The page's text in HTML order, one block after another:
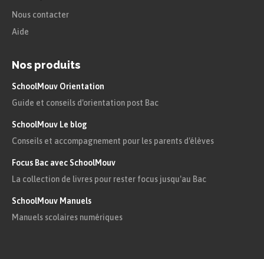
Nous contacter
Aide
Nos produits
SchoolMouv Orientation
Guide et conseils d'orientation post Bac
SchoolMouv Le blog
Conseils et accompagnement pour les parents d'élèves
Focus Bac avec SchoolMouv
La collection de livres pour rester focus jusqu'au Bac
SchoolMouv Manuels
Manuels scolaires numériques